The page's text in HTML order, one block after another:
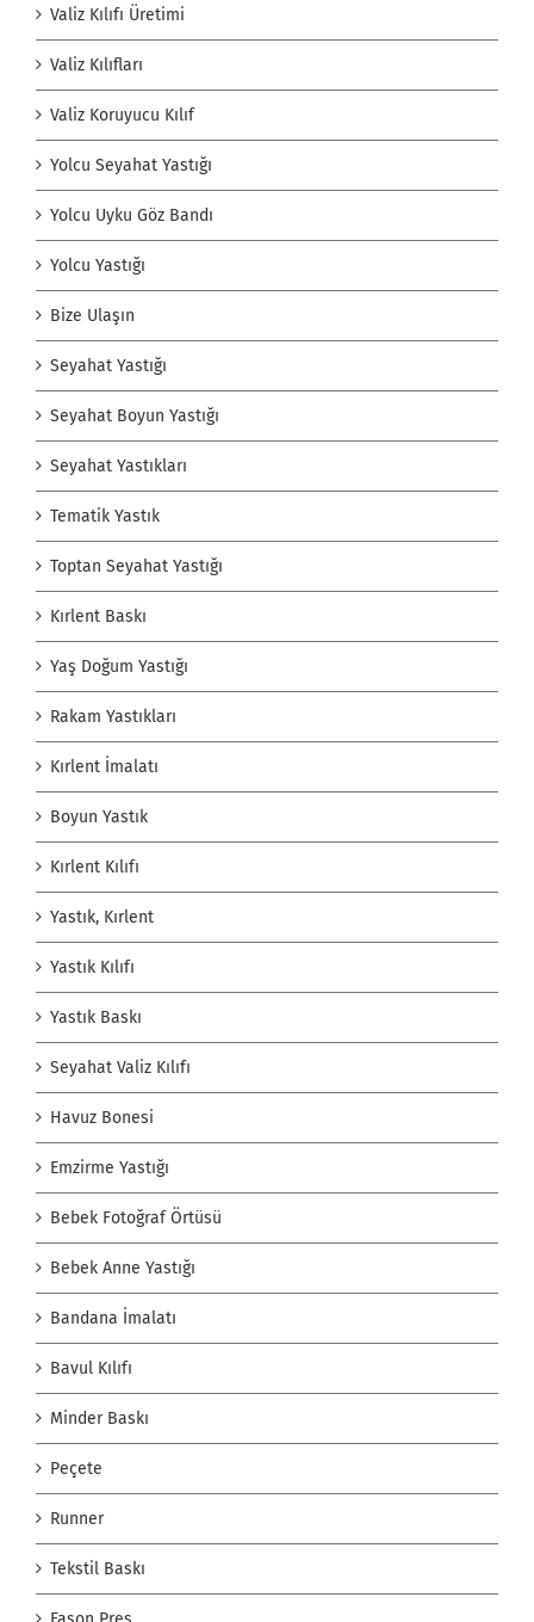
Valiz Kılıfı Üretimi
Valiz Kılıfları
Valiz Koruyucu Kılıf
Yolcu Seyahat Yastığı
Yolcu Uyku Göz Bandı
Yolcu Yastığı
Bize Ulaşın
Seyahat Yastığı
Seyahat Boyun Yastığı
Seyahat Yastıkları
Tematik Yastık
Toptan Seyahat Yastığı
Kırlent Baskı
Yaş Doğum Yastığı
Rakam Yastıkları
Kırlent İmalatı
Boyun Yastık
Kırlent Kılıfı
Yastık, Kırlent
Yastık Kılıfı
Yastık Baskı
Seyahat Valiz Kılıfı
Havuz Bonesi
Emzirme Yastığı
Bebek Fotoğraf Örtüsü
Bebek Anne Yastığı
Bandana İmalatı
Bavul Kılıfı
Minder Baskı
Peçete
Runner
Tekstil Baskı